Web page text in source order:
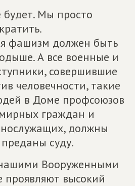
будет. Мы просто
фашизм должен быть
А все военные и
совершившие
человечности, такие
в Доме профсоюзов
граждан и
должны
суду.
Вооруженными
высокий